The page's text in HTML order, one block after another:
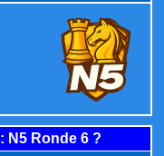
: N5 Ronde 6 ?